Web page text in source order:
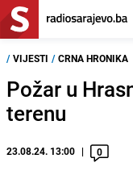
/ VIJESTI / CRNA HRONIKA
Požar u
terenu
23.08.24. 13:00 0